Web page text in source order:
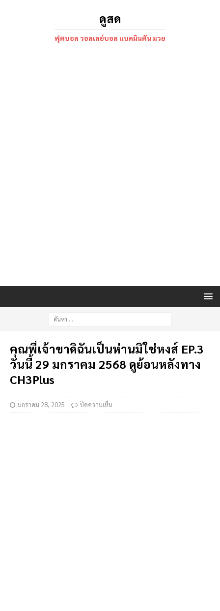
ดูสด
ฟุตบอล วอลเลย์บอล แบดมินตัน มวย
คุณพี่เจ้าขาดิฉันเป็นห่านมิใช่หงส์ EP.3
วันนี้ 29 มกราคม 2568 ดูย้อนหลังทาง
CH3Plus
มกราคม 28, 2025 ปิดความเห็น